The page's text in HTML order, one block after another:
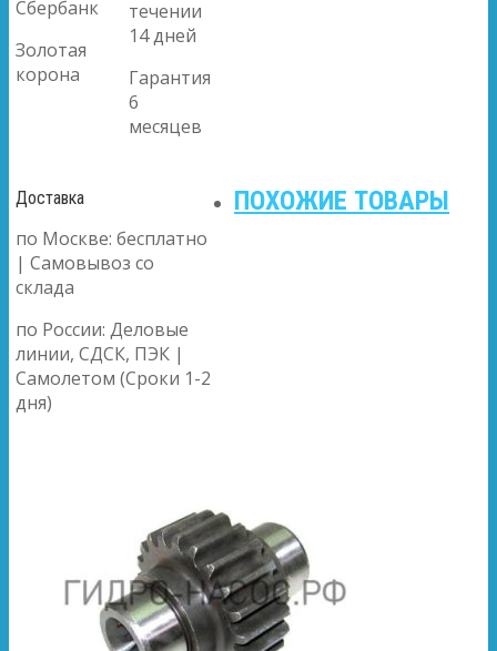
Сбербанк
Золотая
корона
течении
14 дней
Гарантия
6
месяцев
Доставка
по Москве: бесплатно
| Самовывоз со
склада
по России: Деловые
линии, СДСК, ПЭК |
Самолетом (Сроки 1-2
дня)
ПОХОЖИЕ ТОВАРЫ